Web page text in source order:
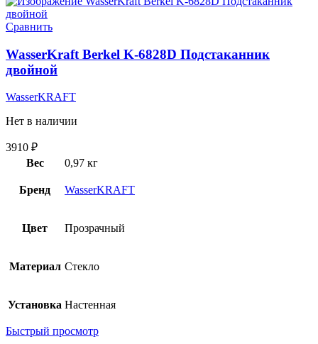
Сравнить
WasserKraft Berkel K-6828D Подстаканник
двойной
WasserKRAFT
Нет в наличии
3910 ₽
Вес
0,97 кг
Бренд WasserKRAFT
Цвет Прозрачный
Материал Стекло
Установка Настенная
Быстрый просмотр